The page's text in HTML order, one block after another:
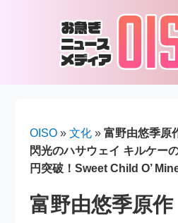
OISO »文化 »富野由悠季原
閃光のハサウェイ キルケー
円突破！Sweet Child O’
富野由悠季原